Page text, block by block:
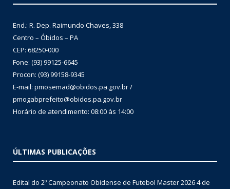
End.: R. Dep. Raimundo Chaves, 338
Centro – Óbidos – PA
CEP: 68250-000
Fone: (93) 99125-6645
Procon: (93) 99158-9345
E-mail: pmosemad@obidos.pa.gov.br /
pmogabprefeito@obidos.pa.gov.br
Horário de atendimento: 08:00 às 14:00
ÚLTIMAS PUBLICAÇÕES
Edital do 2º Campeonato Obidense de Futebol Master 20264 de